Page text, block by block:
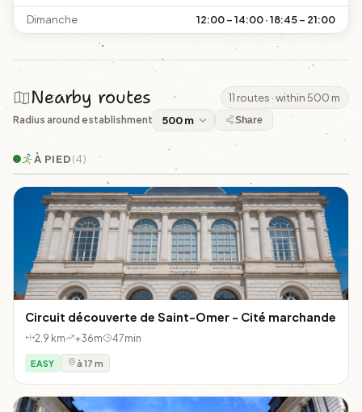
Dimanche 12:00 – 14:00 · 18:45 – 21:00
Nearby routes 11 routes · within 500 m
Radius around establishment Share
À PIED(4)
Circuit découverte de Saint-Omer - Cité marchande
2.9 km +36m 47min
EASY à 17 m